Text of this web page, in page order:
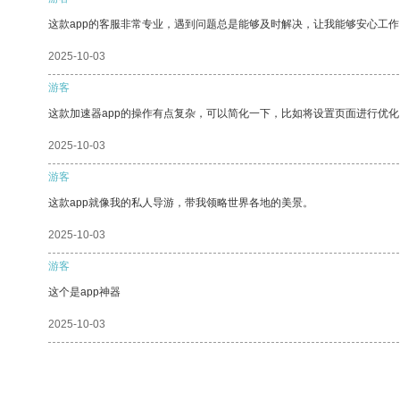
这款app的客服非常专业，遇到问题总是能够及时解决，让我能够安心工
2025-10-03
游客
这款加速器app的操作有点复杂，可以简化一下，比如将设置页面进行优
2025-10-03
游客
这款app就像我的私人导游，带我领略世界各地的美景。
2025-10-03
游客
这个是app神器
2025-10-03